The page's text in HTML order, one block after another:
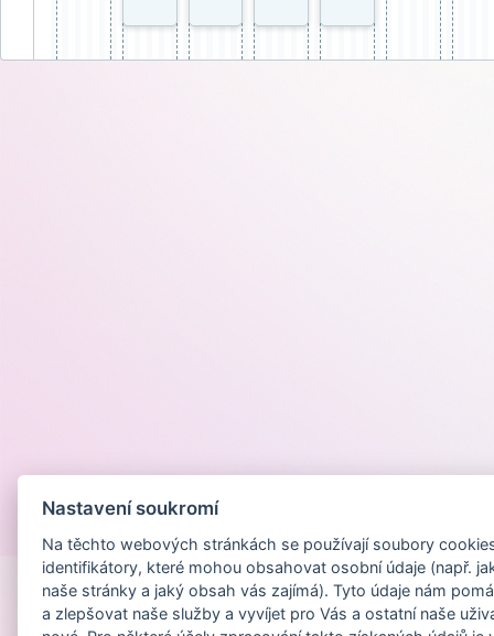
Nastavení soukromí
Na těchto webových stránkách se používají soubory
identifikátory, které mohou obsahovat osobní údaje (např.
naše stránky a jaký obsah vás zajímá). Tyto údaje nám
a zlepšovat naše služby a vyvíjet pro Vás a ostatní naše